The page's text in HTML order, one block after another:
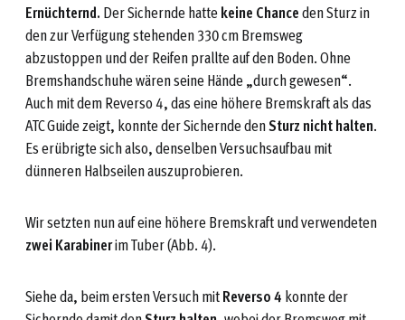
Ernüchternd. Der Sichernde hattekeine Chanceden Sturz in
den zur Verfügung stehenden 330 cm Bremsweg
abzustoppen und der Reifen prallte auf den Boden. Ohne
Bremshandschuhe wären seine Hände „durch gewesen“.
Auch mit dem Reverso 4, das eine höhere Bremskraft als das
ATC Guide zeigt, konnte der Sichernde denSturz nicht halten.
Es erübrigte sich also, denselben Versuchsaufbau mit
dünneren Halbseilen auszuprobieren.
Wir setzten nun auf eine höhere Bremskraft und verwendeten
zwei Karabinerim Tuber (Abb. 4).
Siehe da, beim ersten Versuch mitReverso 4 konnte der